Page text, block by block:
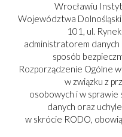
obstrukcja porządku opartego
las rąk w odpowiedzi na kryzys
pomnik prezydenta zdobiony
masy porzucające wyzysk
Wrocławiu
Województwa
101, ul.
administratorem
sposób
Rozporządzenie Ogólne
w związku z
osobowych i w sprawie
danych oraz
w skrócie RODO,